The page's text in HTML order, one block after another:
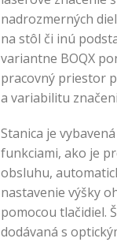
nadrozmerných
na stôl či inú
variantne BOQX
pracovný priestor
a variabilitu
Stanica je
funkciami, ako je
obsluhu,
nastavenie výšky
pomocou tlačidiel.
dodávaná s